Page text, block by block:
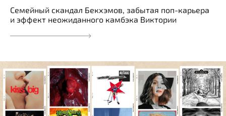
Семейный скандал Бекхэмов, забытая поп-карьера
и эффект неожиданного камбэка Виктории